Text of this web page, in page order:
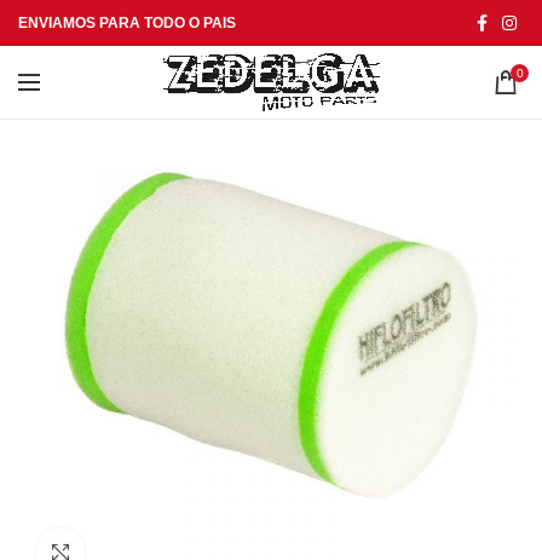
ENVIAMOS PARA TODO O PAIS
0